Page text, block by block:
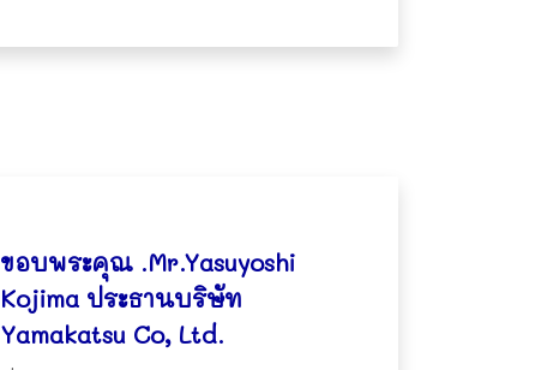
ขอบพระคุณ .Mr.Yasuyoshi
Kojima ประธานบริษัท
Yamakatsu Co, Ltd.